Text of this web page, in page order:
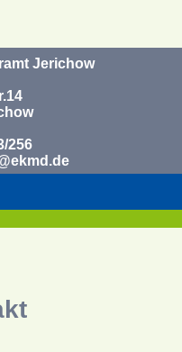
Jerichow
256